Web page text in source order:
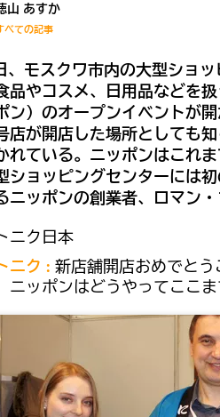
山 あすか
べての記事
モスクワ市内の大型ショッ
品やコスメ、日用品などを
ン）のオープンイベントが
店が開店した場所としても
れている。ニッポンはこれ
ショッピングセンターには
ニッポンの創業者、ロマン
ニク日本
ニク : 新店舗開店おめでと
ニッポンはどうやってここま